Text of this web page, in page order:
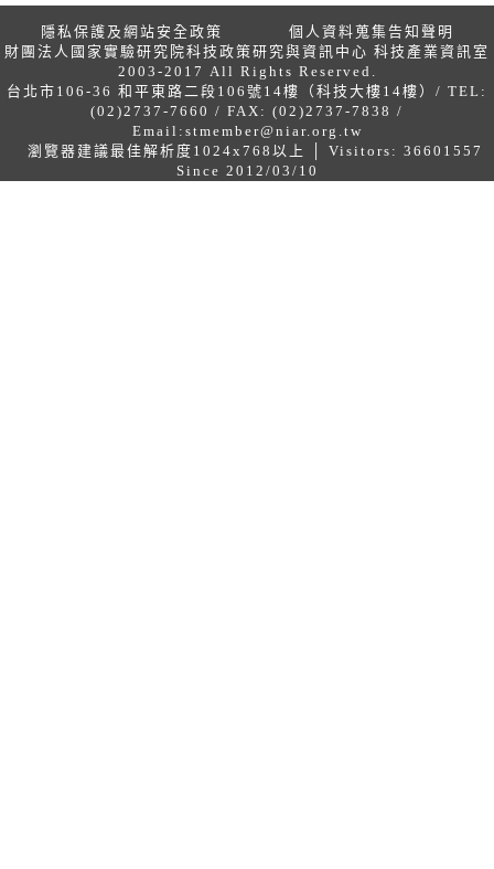
隱私保護及網站安全政策
個人資料蒐集告知聲明
財團法人國家實驗研究院科技政策研究與資訊中心 科技產業資訊室
2003-2017 All Rights Reserved.
台北市106-36 和平東路二段106號14樓（科技大樓14樓）/ TEL:
(02)2737-7660 / FAX: (02)2737-7838 /
Email: stmember@niar.org.tw
瀏覽器建議最佳解析度1024x768以上 │ Visitors: 36601557
Since 2012/03/10